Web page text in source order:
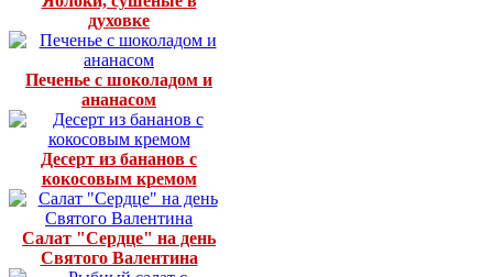
духовке
Печенье с шоколадом и
ананасом
Десерт из бананов с
кокосовым кремом
Салат "Сердце" на день
Святого Валентина